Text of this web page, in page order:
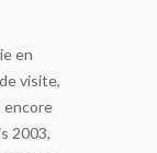
en
visite,
encore
2003,